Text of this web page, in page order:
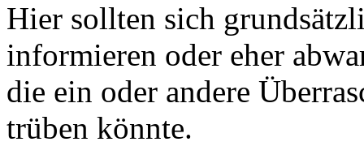
Hier sollten sich
informieren oder eher
die ein oder andere
trüben könnte.